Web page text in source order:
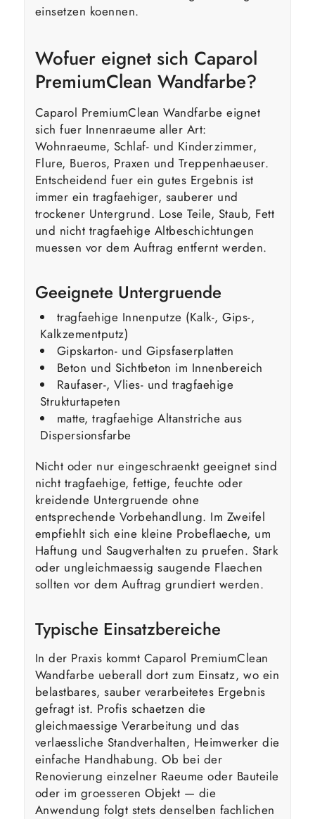
einsetzen koennen.
Wofuer eignet sich Caparol
PremiumClean Wandfarbe?
Caparol PremiumClean Wandfarbe eignet
sich fuer Innenraeume aller Art:
Wohnraeume, Schlaf- und Kinderzimmer,
Flure, Bueros, Praxen und Treppenhaeuser.
Entscheidend fuer ein gutes Ergebnis ist
immer ein tragfaehiger, sauberer und
trockener Untergrund. Lose Teile, Staub, Fett
und nicht tragfaehige Altbeschichtungen
muessen vor dem Auftrag entfernt werden.
Geeignete Untergruende
tragfaehige Innenputze (Kalk-, Gips-,
Kalkzementputz)
Gipskarton- und Gipsfaserplatten
Beton und Sichtbeton im Innenbereich
Raufaser-, Vlies- und tragfaehige
Strukturtapeten
matte, tragfaehige Altanstriche aus
Dispersionsfarbe
Nicht oder nur eingeschraenkt geeignet sind
nicht tragfaehige, fettige, feuchte oder
kreidende Untergruende ohne
entsprechende Vorbehandlung. Im Zweifel
empfiehlt sich eine kleine Probeflaeche, um
Haftung und Saugverhalten zu pruefen. Stark
oder ungleichmaessig saugende Flaechen
sollten vor dem Auftrag grundiert werden.
Typische Einsatzbereiche
In der Praxis kommt Caparol PremiumClean
Wandfarbe ueberall dort zum Einsatz, wo ein
belastbares, sauber verarbeitetes Ergebnis
gefragt ist. Profis schaetzen die
gleichmaessige Verarbeitung und das
verlaessliche Standverhalten, Heimwerker die
einfache Handhabung. Ob bei der
Renovierung einzelner Raeume oder Bauteile
oder im groesseren Objekt — die
Anwendung folgt stets denselben fachlichen